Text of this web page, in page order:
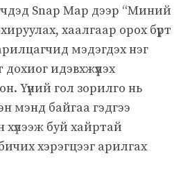
Snap Map дээр “Миний
хаалгаар орох бүрт
мэдэгдэх нэг
идэвхжүүлэх
Үүний гол зорилго нь
мэнд байгаа гэдгээ
хүлээж буй хайртай
хэрэгцээг арилгах